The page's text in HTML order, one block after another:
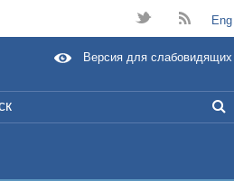
t B Eng
L
Версия для слабовидящих